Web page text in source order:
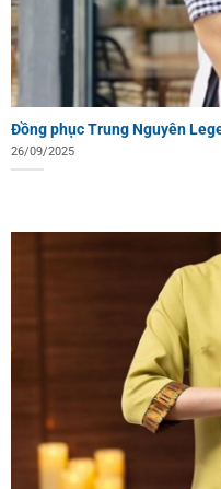
Đồng phục Trung Nguyên
26/09/2025